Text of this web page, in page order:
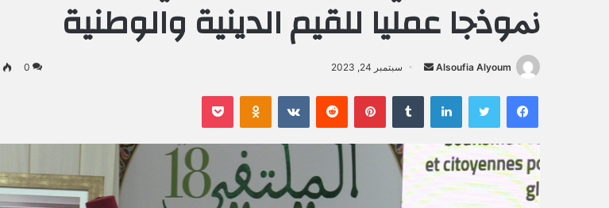
ﳕﻮذﺟﺎ ﻋﻤﻠﻴﺎ ﻟﻠﻘﻴﻢ اﻟﺪﻳﻨﻴﺔ واﻟﻮﻃﻨﻴﺔ
Alsoufia Alyoum
ل
ر
د
سبتمبر 24, 2023 0
فيسبوك لينكدإن بينتيريست